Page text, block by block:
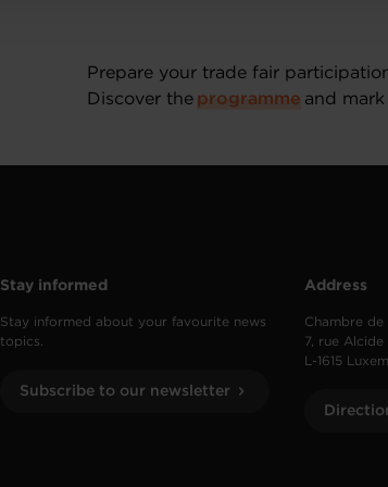
Prepare your trade fair
Discover the programme and
Stay informed
Stay informed about your favourite news
topics.
Subscribe to our newsletter
Address
Chambre
7, rue Alcide
L-1615